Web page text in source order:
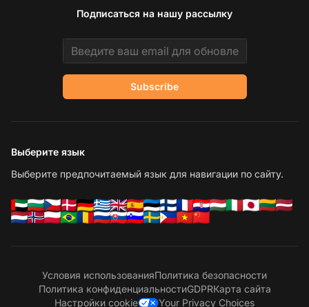
Подписаться на нашу рассылку
Email address
Subscribe
Выберите язык
Выберите предпочитаемый язык для навигации по сайту.
Условия использованияПолитика безопасности
Политика конфиденциальностиGDPRКарта сайта
Настройки cookie
Your Privacy Choices